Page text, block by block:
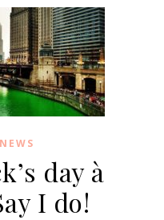
day à
I do!